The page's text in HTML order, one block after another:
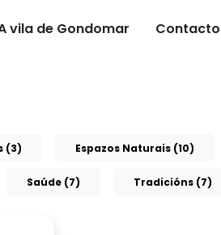
vila de Gondomar Contacto
(3) Espazos Naturais (10)
Saúde (7) Tradicións (7)